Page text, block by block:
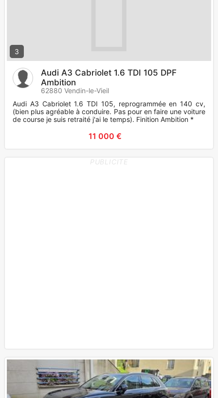
3
Audi A3 Cabriolet 1.6 TDI 105 DPF
Ambition
62880 Vendin-le-Vieil
Audi A3 Cabriolet 1.6 TDI 105, reprogrammée en 140 cv,
(bien plus agréable à conduire. Pas pour en faire une voiture
de course je suis retraité j'ai le temps). Finition Ambition *
11 000 €
PUBLICITE